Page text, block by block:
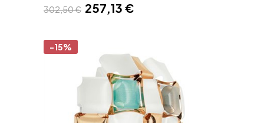
302,50 € 257,13 €
-15%